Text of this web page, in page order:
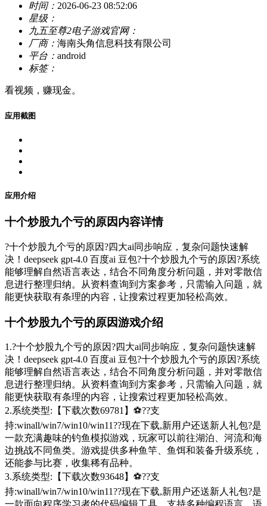
时间： 2026-06-23 08:52:06
星级：
九五至尊2电子游戏官网：
厂商： 海南头角信息科技有限公司
平台： android
标签：
看视频，赚现金。
应用截图
应用介绍
十个炒股九个亏的原因内容详情
?十个炒股九个亏的原因?四大ai同步响应，复杂问题快速解
决！deepseek gpt-4.0 百度ai 豆包?十个炒股九个亏的原因?系统
能够理解自然语言表达，结合不同角度分析问题，并对零散信
息进行整理归纳。从资料查询到方案参考，只需输入问题，就
能更快获取有条理的内容，让搜索过程更加轻松高效。
十个炒股九个亏的原因游戏介绍
1.?十个炒股九个亏的原因?四大ai同步响应，复杂问题快速解
决！deepseek gpt-4.0 百度ai 豆包?十个炒股九个亏的原因?系统
能够理解自然语言表达，结合不同角度分析问题，并对零散信
息进行整理归纳。从资料查询到方案参考，只需输入问题，就
能更快获取有条理的内容，让搜索过程更加轻松高效。
2.系统类型:【下载次数69781】⚽??支
持:winall/win7/win10/win11??现在下载,新用户还送新人礼包?是
一款充满趣味的钓鱼模拟游戏，玩家可以前往湖泊、河流和海
边挑战不同鱼类。游戏提供多种鱼竿、鱼饵和装备升级系统，
还能参与比赛，收集稀有品种。
3.系统类型:【下载次数93648】⚽??支
持:winall/win7/win10/win11??现在下载,新用户还送新人礼包?是